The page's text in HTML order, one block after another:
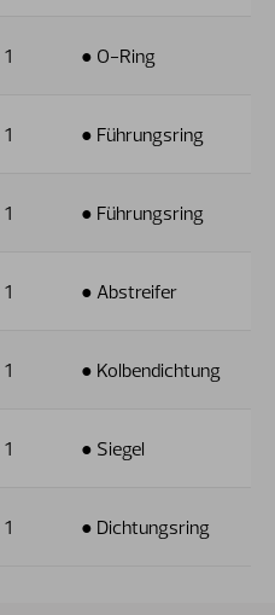
1 ● O-Ring
1 ● Führungsring
1 ● Führungsring
1 ● Abstreifer
1 ● Kolbendichtung
1 ● Siegel
1 ● Dichtungsring